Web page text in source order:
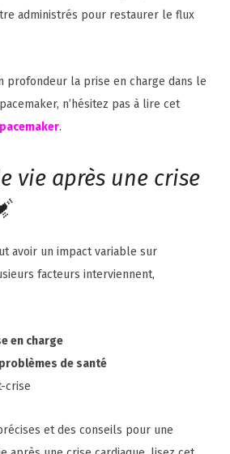
administrés pour restaurer le flux
profondeur la prise en charge dans le
n’hésitez pas à lire cet
.
vie après une crise
avoir un impact variable sur
facteurs interviennent,
en charge
problèmes de santé
crise
et des conseils pour une